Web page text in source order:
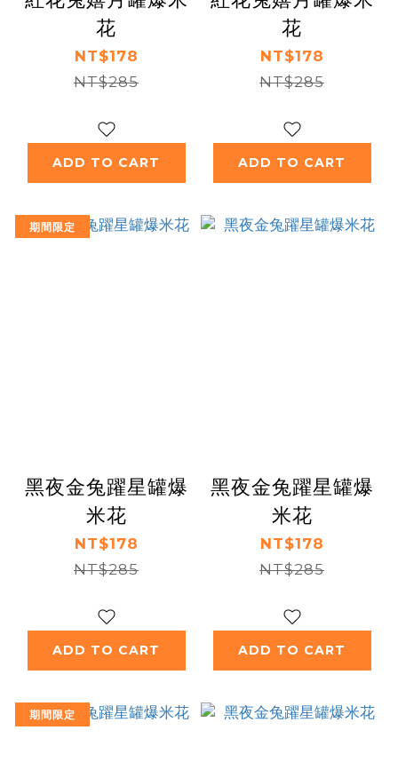
花
NT$178
NT$285
ADD TO CART
花
NT$178
NT$285
ADD TO CART
期間限定
黑夜金兔躍星罐爆
米花
NT$178
NT$285
ADD TO CART
黑夜金兔躍星罐爆
米花
NT$178
NT$285
ADD TO CART
期間限定